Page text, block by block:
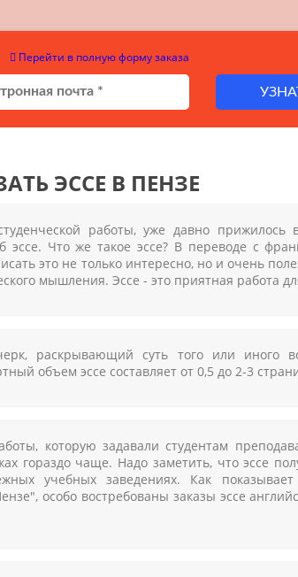
Перейти в полную форму заказа
ЭССЕ В ПЕНЗЕ
работы, уже давно прижилось
эссе. Что же такое эссе? В переводе с
это не только интересно, но и очень
мышления. Эссе - это приятная работа
раскрывающий суть того или иного
объем эссе составляет от 0,5 до 2-3
которую задавали студентам
гораздо чаще. Надо заметить, что эссе
учебных заведениях. Как
особо востребованы заказы эссе